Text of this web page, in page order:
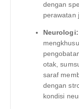
dengan
perawatan
Neurologi:
otak,
saraf
dengan
kondisi